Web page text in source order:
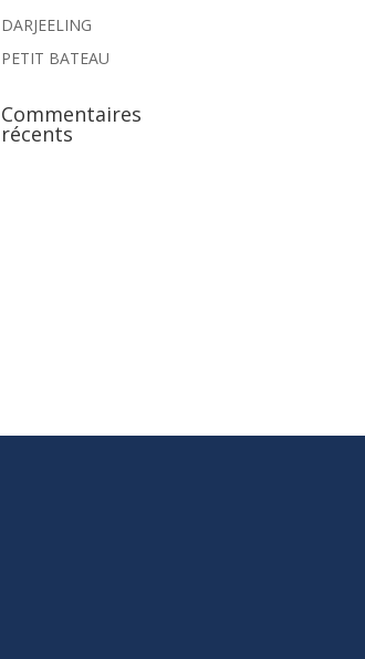
DARJEELING
PETIT BATEAU
Commentaires
récents